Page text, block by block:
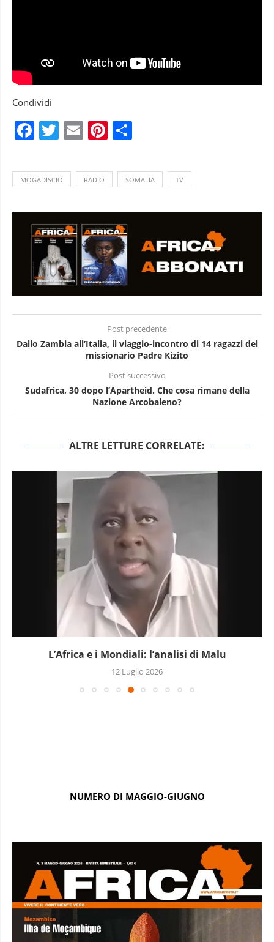
Condividi
Facebook
Twitter
EmailPinterest
MOGADISCIO RADIO SOMALIA TV
Post precedente
Dallo Zambia all’Italia, il viaggio-incontro di 14 ragazzi del
missionario Padre Kizito
Post successivo
Sudafrica, 30 dopo l’Apartheid. Che cosa rimane della
Nazione Arcobaleno?
ALTRE LETTURE CORRELATE:
L’Africa e i Mondiali: l’analisi di Malu
12 Luglio 2026
NUMERO DI MAGGIO-GIUGNO